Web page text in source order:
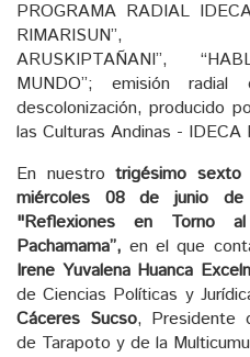
PROGRAMA RADIAL
RIMARISUN”,
ARUSKIPTAÑANI”,
MUNDO”; emisión
descolonización, producido
las Culturas Andinas - IDECA
En nuestro trigésimo sexto
miércoles 08 de junio de
"Reflexiones en Torno
Pachamama”,en el que
Irene Yuvalena Huanca
de Ciencias Políticas y
Cáceres Sucso, Presidente
de Tarapoto y de la